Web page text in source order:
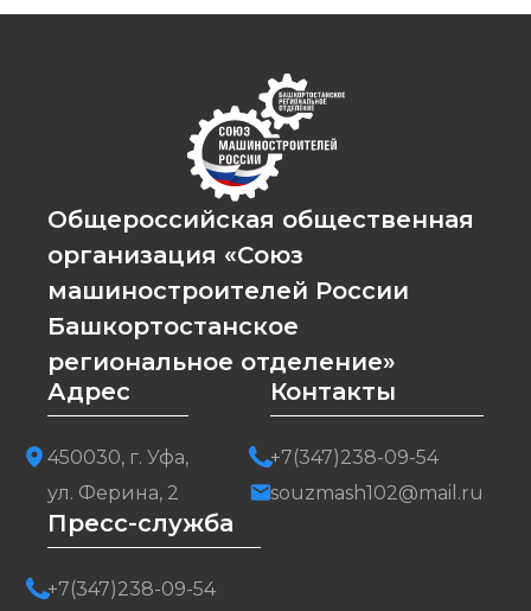
Общероссийская общественная
организация «Союз
машиностроителей России
Башкортостанское
региональное отделение»
Адрес
450030, г. Уфа,
ул. Ферина, 2
Контакты
+7(347)238-09-54
souzmash102@mail.ru
Пресс-служба
+7(347)238-09-54